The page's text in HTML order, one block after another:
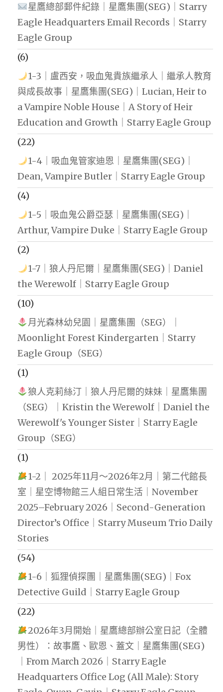
星鷹總部郵件紀錄｜星鷹集團(SEG)｜Starry
Eagle Headquarters Email Records｜Starry
Eagle Group
(6)
1-3｜盧西安，吸血鬼貴族繼承人｜繼承人教育
與成長故事｜星鷹集團(SEG)｜Lucian, Heir to
a Vampire Noble House｜A Story of Heir
Education and Growth｜Starry Eagle Group
(22)
1-4｜吸血鬼管家迪恩｜星鷹集團(SEG)｜
Dean, Vampire Butler｜Starry Eagle Group
(4)
1-5｜吸血鬼公爵亞瑟｜星鷹集團(SEG)｜
Arthur, Vampire Duke｜Starry Eagle Group
(2)
1-7｜狼人丹尼爾｜星鷹集團(SEG)｜Daniel
the Werewolf｜Starry Eagle Group
(10)
月光森林幼兒園｜星鷹集團（SEG）｜
Moonlight Forest Kindergarten｜Starry
Eagle Group（SEG）
(1)
狼人克莉絲汀｜狼人丹尼爾的妹妹｜星鷹集團
（SEG）｜Kristin the Werewolf｜Daniel the
Werewolf's Younger Sister｜Starry Eagle
Group（SEG）
(1)
1-2｜ 2025年11月～2026年2月｜第二代館長
室｜星空博物館三人組日常生活｜November
2025–February 2026｜Second-Generation
Director’s Office｜Starry Museum Trio Daily
Stories
(54)
1-6｜狐狸偵探團｜星鷹集團(SEG)｜Fox
Detective Guild｜Starry Eagle Group
(22)
2026年3月開始｜星鷹總部辦公室日記（全體
男性）：故事鷹、歐恩、蓋文｜星鷹集團(SEG)
｜From March 2026｜Starry Eagle
Headquarters Office Log (All Male): Story